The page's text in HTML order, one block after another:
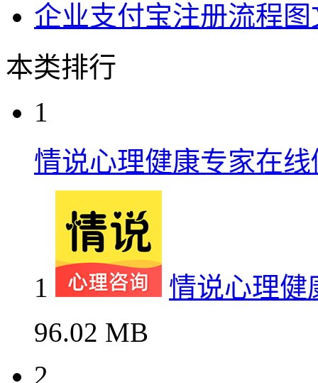
企业支付宝注册流程
本类排行
1
情说心理健康专家在线
1
情说心理健
96.02 MB
2